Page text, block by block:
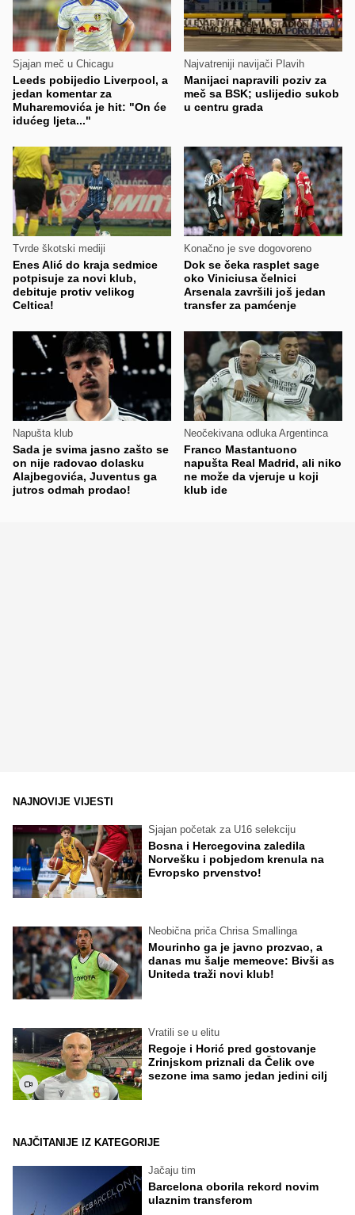
Sjajan meč u Chicagu
Leeds pobijedio Liverpool, a
jedan komentar za
Muharemovića je hit: "On će
idućeg ljeta..."
Najvatreniji navijači Plavih
Manijaci napravili poziv za
meč sa BSK; uslijedio sukob
u centru grada
Tvrde škotski mediji
Enes Alić do kraja sedmice
potpisuje za novi klub,
debituje protiv velikog
Celtica!
Konačno je sve dogovoreno
Dok se čeka rasplet sage
oko Viniciusa čelnici
Arsenala završili još jedan
transfer za pamćenje
Napušta klub
Sada je svima jasno zašto se
on nije radovao dolasku
Alajbegovića, Juventus ga
jutros odmah prodao!
Neočekivana odluka Argentinca
Franco Mastantuono
napušta Real Madrid, ali niko
ne može da vjeruje u koji
klub ide
NAJNOVIJE VIJESTI
Sjajan početak za U16 selekciju
Bosna i Hercegovina zaledila
Norvešku i pobjedom krenula na
Evropsko prvenstvo!
Neobična priča Chrisa Smallinga
Mourinho ga je javno prozvao, a
danas mu šalje memeove: Bivši as
Uniteda traži novi klub!
Vratili se u elitu
Regoje i Horić pred gostovanje
Zrinjskom priznali da Čelik ove
sezone ima samo jedan jedini cilj
NAJČITANIJE IZ KATEGORIJE
Jačaju tim
Barcelona oborila rekord novim
ulaznim transferom